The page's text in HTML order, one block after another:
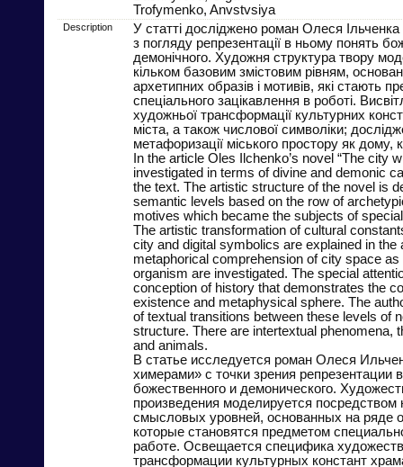
Trofymenko, Anvstvsiya
Description
У статті досліджено роман Олеся
з погляду репрезентації в ньому понять
демонічного. Художня структура твору
кільком базовим змістовим рівням,
архетипних образів і мотивів, які стають
спеціального зацікавлення в роботі.
художньої трансформації культурних
міста, а також числової символіки;
метафоризації міського простору як дому,
In the article Oles Ilchenko’s novel “The city
investigated in terms of divine and demonic
the text. The artistic structure of the novel is
semantic levels based on the row of
motives which became the subjects of
The artistic transformation of cultural
city and digital symbolics are explained in the
metaphorical comprehension of city space
organism are investigated. The special
conception of history that demonstrates the
existence and metaphysical sphere. The
of textual transitions between these levels of
structure. There are intertextual phenomena,
and animals.
В статье исследуется роман Олеся
химерами» с точки зрения репрезентации
божественного и демонического.
произведения моделируется посредством
смысловых уровней, основанных на ряде
которые становятся предметом
работе. Освещается специфика
трансформации культурных констант